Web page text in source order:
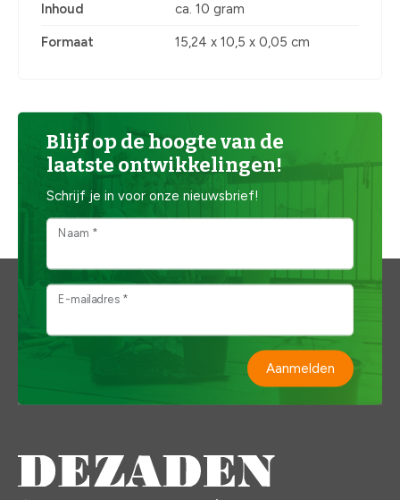
Inhoud ca. 10 gram
Formaat 15,24 x 10,5 x 0,05 cm
Blijf op de hoogte van de
laatste ontwikkelingen!
Schrijf je in voor onze nieuwsbrief!
Naam *
E-mailadres *
Aanmelden